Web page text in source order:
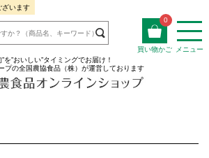
ざいます
0
買い物かご
メニュー
”を”おいしい”タイミングでお届け！
プの全国農協食品（株）が運営しております